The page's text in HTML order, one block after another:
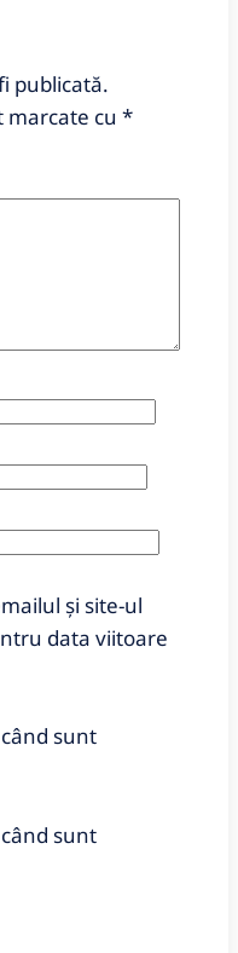
publicată.
marcate cu *
și site-ul
data viitoare
sunt
sunt